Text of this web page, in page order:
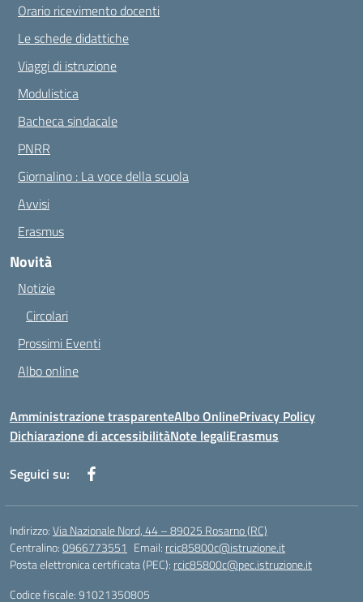
Orario ricevimento docenti
Le schede didattiche
Viaggi di istruzione
Modulistica
Bacheca sindacale
PNRR
Giornalino : La voce della scuola
Avvisi
Erasmus
Novità
Notizie
Circolari
Prossimi Eventi
Albo online
Amministrazione trasparenteAlbo OnlinePrivacy Policy
Dichiarazione di accessibilitàNote legaliErasmus
Seguici su:
Indirizzo:Via Nazionale Nord, 44 – 89025 Rosarno (RC)
Centralino:0966773551 Email: rcic85800c@istruzione.it
Posta elettronica certificata (PEC): rcic85800c@pec.istruzione.it
Codice fiscale: 91021350805